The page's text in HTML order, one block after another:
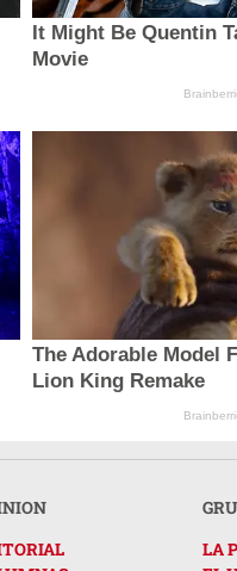
It Might Be Quentin
Movie
The Adorable Model
Lion King Remake
LA